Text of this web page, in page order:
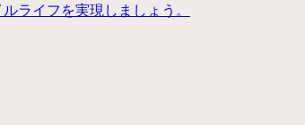
ライフを実現しましょう。